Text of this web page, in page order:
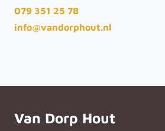
079 351 25 78
info@vandorphout.nl
Van Dorp Hout